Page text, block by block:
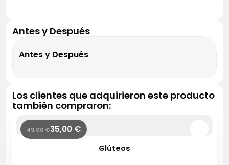
Antes y Después
Antes y Después
Los clientes que adquirieron este producto
también compraron:
49,00€35,00 €
Glúteos